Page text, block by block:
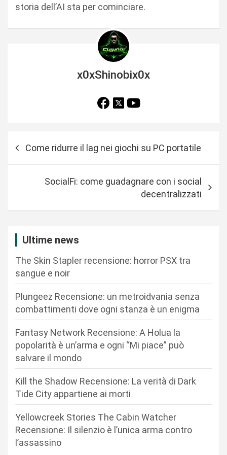
storia dell’AI sta per cominciare.
x0xShinobix0x
Come ridurre il lag nei giochi su PC portatile
SocialFi: come guadagnare con i social
decentralizzati
Ultime news
The Skin Stapler recensione: horror PSX tra
sangue e noir
Plungeez Recensione: un metroidvania senza
combattimenti dove ogni stanza è un enigma
Fantasy Network Recensione: A Holua la
popolarità è un’arma e ogni “Mi piace” può
salvare il mondo
Kill the Shadow Recensione: La verità di Dark
Tide City appartiene ai morti
Yellowcreek Stories The Cabin Watcher
Recensione: Il silenzio è l’unica arma contro
l’assassino